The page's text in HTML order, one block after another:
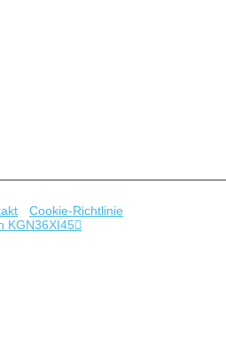
KGN36XI45
with. You might want to try starting
Cookie-Richtlinie